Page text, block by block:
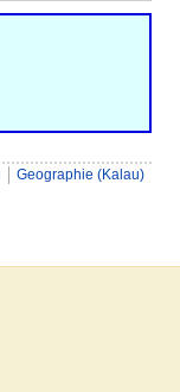
Geographie (Kalau)